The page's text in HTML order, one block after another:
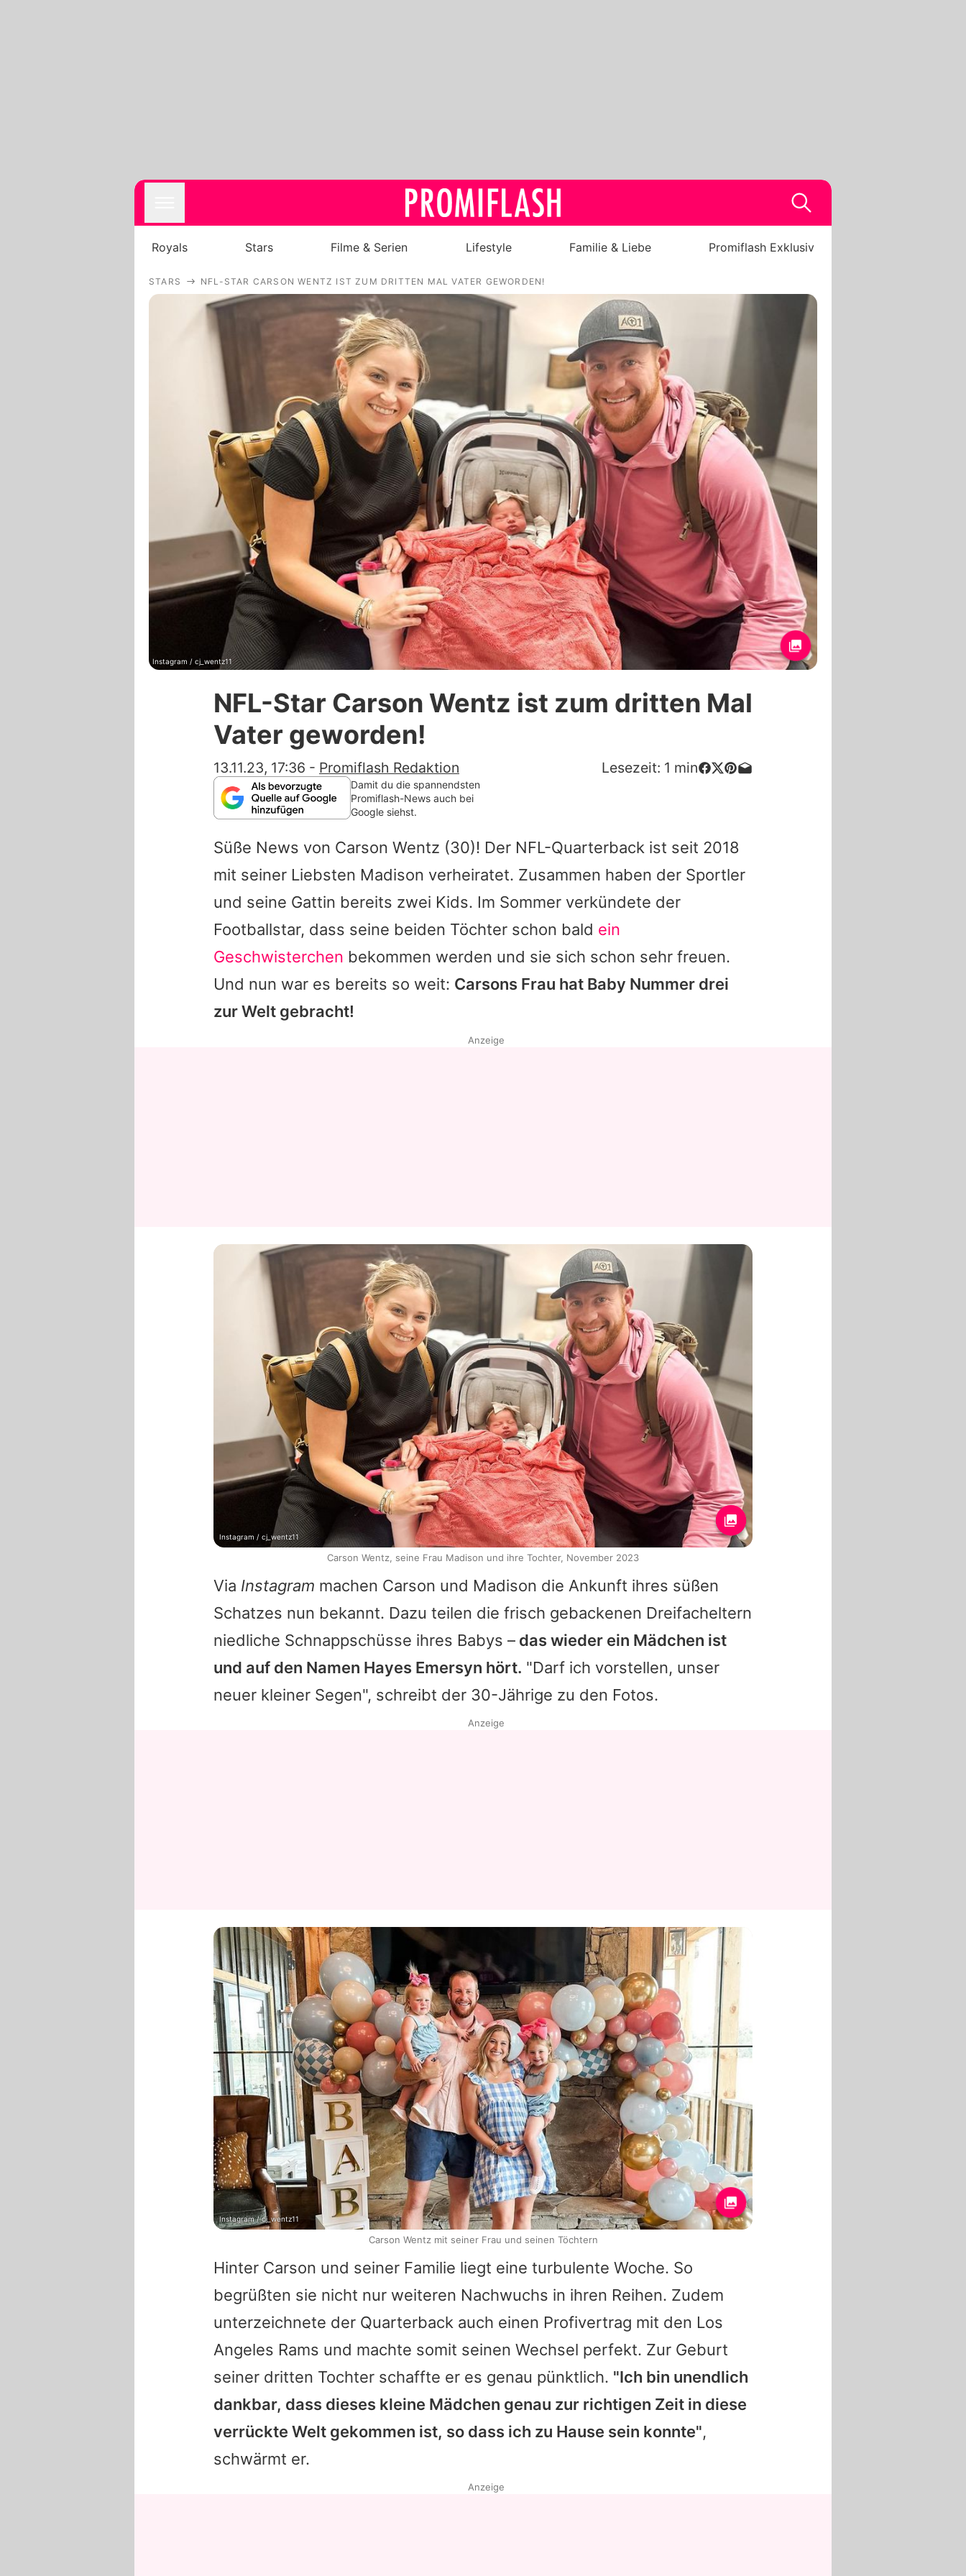
Royals
Lifestyle
Familie & Liebe
Promiflash Exklusiv
Alle Themen auf Promiflash
Jobs
App runterladen
Team
Redaktionelle Richtlinien
Impressum
Datenschutzerklärung
Nutzungsbedingungen
Royals Stars Filme & Serien Lifestyle Familie & Liebe Promiflash Exklusiv
STARS NFL-STAR CARSON WENTZ IST ZUM DRITTEN MAL VATER GEWORDEN!
Instagram / cj_wentz11
NFL-Star Carson Wentz ist zum dritten Mal
Vater geworden!
13.11.23, 17:36 - Promiflash Redaktion Lesezeit: 1 min
Damit du die spannendsten
Promiflash-News auch bei
Google siehst.
Süße News von Carson Wentz (30)! Der NFL-Quarterback ist seit 2018
mit seiner Liebsten Madison verheiratet. Zusammen haben der Sportler
und seine Gattin bereits zwei Kids. Im Sommer verkündete der
Footballstar, dass seine beiden Töchter schon bald ein
Geschwisterchen bekommen werden und sie sich schon sehr freuen.
Und nun war es bereits so weit: Carsons Frau hat Baby Nummer drei
zur Welt gebracht!
Via Instagram machen Carson und Madison die Ankunft ihres süßen
Schatzes nun bekannt. Dazu teilen die frisch gebackenen Dreifacheltern
niedliche Schnappschüsse ihres Babys – das wieder ein Mädchen ist
und auf den Namen Hayes Emersyn hört. "Darf ich vorstellen, unser
neuer kleiner Segen", schreibt der 30-Jährige zu den Fotos.
Hinter Carson und seiner Familie liegt eine turbulente Woche. So
begrüßten sie nicht nur weiteren Nachwuchs in ihren Reihen. Zudem
unterzeichnete der Quarterback auch einen Profivertrag mit den Los
Angeles Rams und machte somit seinen Wechsel perfekt. Zur Geburt
seiner dritten Tochter schaffte er es genau pünktlich. "Ich bin unendlich
dankbar, dass dieses kleine Mädchen genau zur richtigen Zeit in diese
verrückte Welt gekommen ist, so dass ich zu Hause sein konnte",
schwärmt er.
Anzeige
Instagram / cj_wentz11
Carson Wentz, seine Frau Madison und ihre Tochter, November 2023
Anzeige
Instagram / cj_wentz11
Carson Wentz mit seiner Frau und seinen Töchtern
Anzeige